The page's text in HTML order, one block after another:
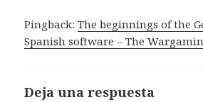
Pingback:The beginnings of the
Spanish software – The
Deja una respuesta